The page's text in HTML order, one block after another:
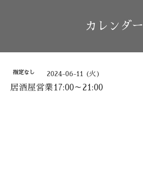
カレンダー
指定なし 2024-06-11 (火)
居酒屋営業17:00～21:00